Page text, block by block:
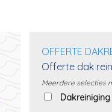
OFFERTE
Offerte dak
Meerdere selecties
Dakreiniging